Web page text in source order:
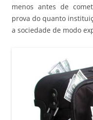
menos antes de
prova do quanto
a sociedade de modo